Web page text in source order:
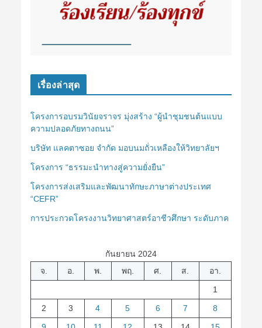
เรื่องล่าสุด
โครงการอบรมวินัยจราจร มุ่งสร้าง “ผู้นำชุมชนต้นแบบ
ความปลอดภัยทางถนน”
บริษัท แลคตาซอย จำกัด มอบนมถั่วเหลืองให้วิทยาลัยฯ
โครงการ “ธรรมะนำทางสู่ความยั่งยืน”
โครงการส่งเสริมและพัฒนาทักษะภาษาต่างประเทศ
“CEFR”
การประกวดโครงงานวิทยาศาสตร์อาชีวศึกษา ระดับภาค
กันยายน 2024
จ.
อ. พ. พฤ. ศ. ส.
อา.
1
2
3 4 5 6 7
8